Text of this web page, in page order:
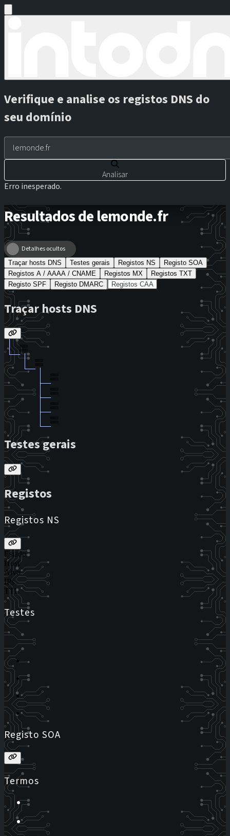
Verifique e analise os registos DNS do
seu domínio
Analisar
Erro inesperado.
Resultados de lemonde.fr
Detalhes ocultos
Traçar hosts DNS Testes gerais Registos NS
Registo SOA
Registos A / AAAA / CNAME
Registos MX
Registos TXT
Registo SPF
Registo DMARC Registos CAA
Traçar hosts DNS
Testes gerais
Registos
Registos NS
Estado
Host
Alvo
IPs
TTL
Testes
Registo SOA
Termos